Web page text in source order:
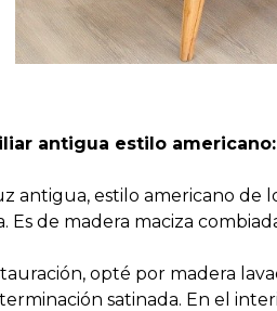
antigua estilo americano:
antigua, estilo americano de
Es de madera maciza
opté por madera
satinada. En el